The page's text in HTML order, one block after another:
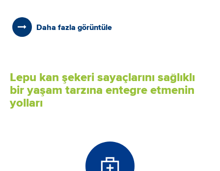
Daha fazla görüntüle
Lepu kan şekeri sayaçlarını sağlıklı
bir yaşam tarzına entegre etmenin
yolları